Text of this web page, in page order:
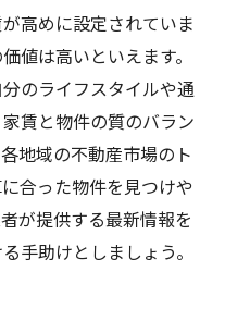
高めに設定されていま
値は高いといえます。
のライフスタイルや通
賃と物件の質のバラン
地域の不動産市場のト
合った物件を見つけや
が提供する最新情報を
手助けとしましょう。